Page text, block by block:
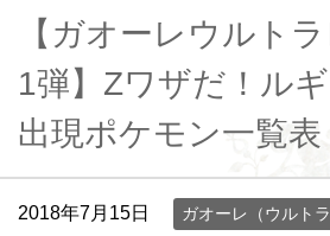
【ガオーレウルト
1弾】Zワザだ！ル
出現ポケモン一覧表
2018年7月15日 ガオーレ（ウルト